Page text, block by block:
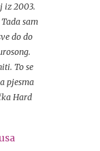
iz 2003.
sam
do do
To se
pjesma
Hard